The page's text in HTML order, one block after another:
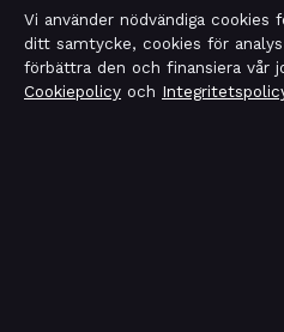
Vi använder nödvändiga
ditt samtycke, cookies för
förbättra den och finansiera vår
Cookiepolicy och